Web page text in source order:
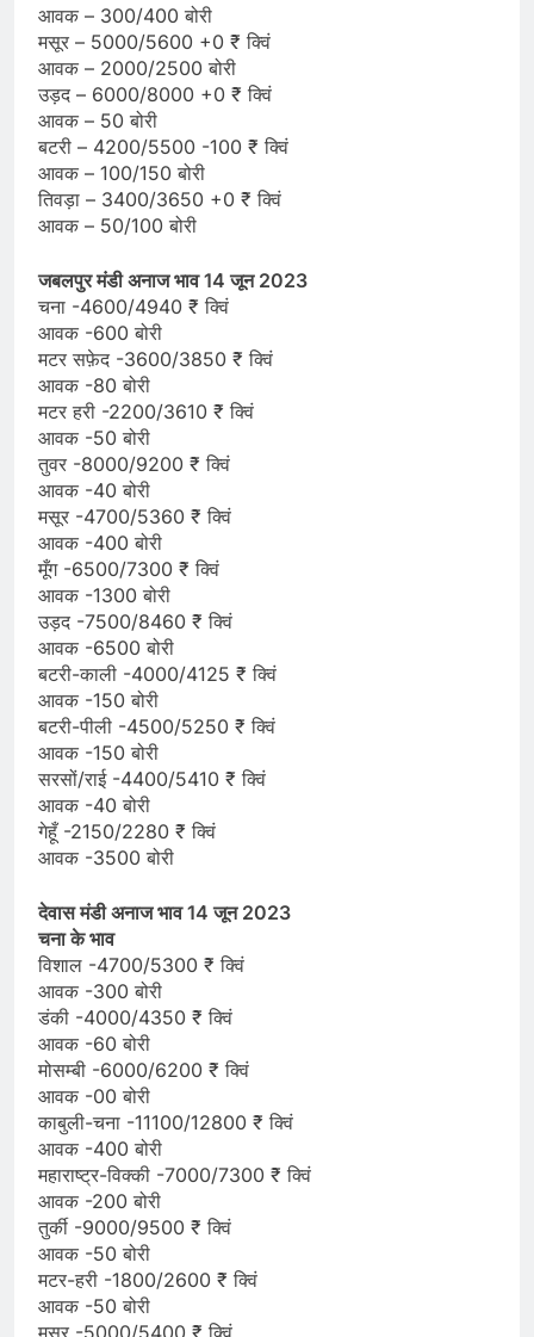
आवक – 300/400 बोरी
मसूर – 5000/5600 +0 ₹ क्विं
आवक – 2000/2500 बोरी
उड़द – 6000/8000 +0 ₹ क्विं
आवक – 50 बोरी
बटरी – 4200/5500 -100 ₹ क्विं
आवक – 100/150 बोरी
तिवड़ा – 3400/3650 +0 ₹ क्विं
आवक – 50/100 बोरी
जबलपुर मंडी अनाज भाव 14 जून 2023
चना -4600/4940 ₹ क्विं
आवक -600 बोरी
मटर सफ़ेद -3600/3850 ₹ क्विं
आवक -80 बोरी
मटर हरी -2200/3610 ₹ क्विं
आवक -50 बोरी
तुवर -8000/9200 ₹ क्विं
आवक -40 बोरी
मसूर -4700/5360 ₹ क्विं
आवक -400 बोरी
मूँग -6500/7300 ₹ क्विं
आवक -1300 बोरी
उड़द -7500/8460 ₹ क्विं
आवक -6500 बोरी
बटरी-काली -4000/4125 ₹ क्विं
आवक -150 बोरी
बटरी-पीली -4500/5250 ₹ क्विं
आवक -150 बोरी
सरसों/राई -4400/5410 ₹ क्विं
आवक -40 बोरी
गेहूँ -2150/2280 ₹ क्विं
आवक -3500 बोरी
देवास मंडी अनाज भाव 14 जून 2023
चना के भाव
विशाल -4700/5300 ₹ क्विं
आवक -300 बोरी
डंकी -4000/4350 ₹ क्विं
आवक -60 बोरी
मोसम्बी -6000/6200 ₹ क्विं
आवक -00 बोरी
काबुली-चना -11100/12800 ₹ क्विं
आवक -400 बोरी
महाराष्ट्र-विक्की -7000/7300 ₹ क्विं
आवक -200 बोरी
तुर्की -9000/9500 ₹ क्विं
आवक -50 बोरी
मटर-हरी -1800/2600 ₹ क्विं
आवक -50 बोरी
मसूर -5000/5400 ₹ क्विं